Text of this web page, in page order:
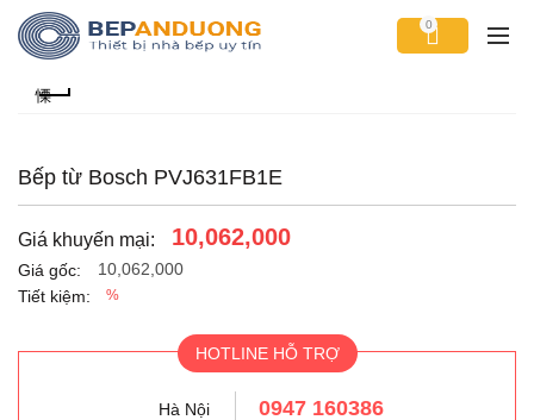
0
Bếp từ Bosch PVJ631FB1E
Giá khuyến mại: 10,062,000
Giá gốc:
10,062,000
Tiết kiệm:
%
HOTLINE HỖ TRỢ
Hà Nội 0947 160386